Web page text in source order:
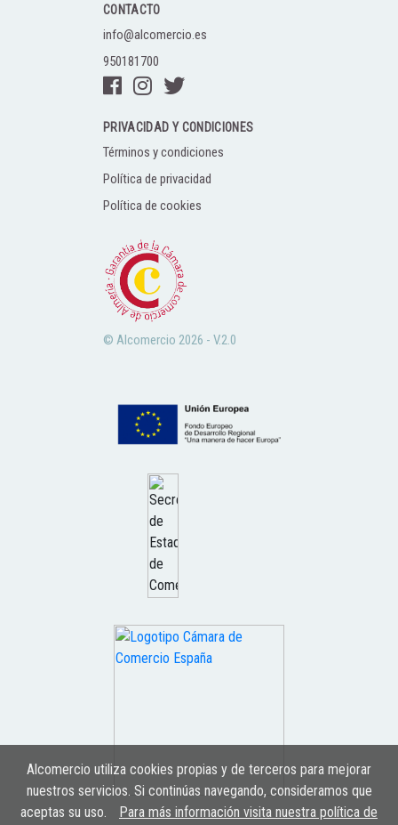
© Alcomercio 2026 - V.2.0
CONTACTO
info@alcomercio.es
950181700
PRIVACIDAD Y CONDICIONES
Términos y condiciones
Política de privacidad
Política de cookies
Alcomercio utiliza cookies propias y de terceros para mejorar
nuestros servicios. Si continúas navegando, consideramos que
aceptas su uso.
Para más información visita nuestra política de